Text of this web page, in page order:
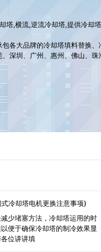
,横流,逆流冷却塔,提供冷却
大品牌的冷却塔填料替换
深圳、广州、惠州、佛山、
冷却塔电机更换注意事项)
少堵塞方法，冷却塔运用的时
便于确保冷却塔的制冷效果显
位讲讲填